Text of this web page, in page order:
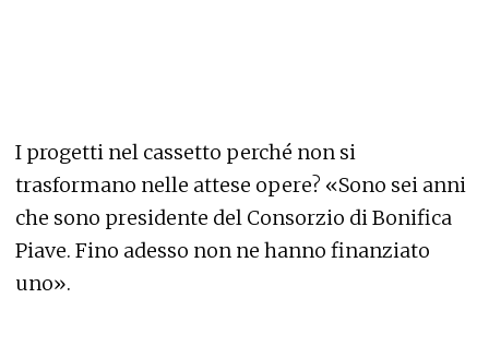
I progetti nel cassetto perché non si
trasformano nelle attese opere? «Sono sei anni
che sono presidente del Consorzio di Bonifica
Piave. Fino adesso non ne hanno finanziato
uno».